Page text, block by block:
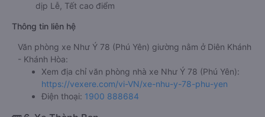
dịp Lễ, Tết cao điểm
Thông tin liên hệ
Văn phòng xe Như Ý 78 (Phú Yên) giường nằm ở Diên Khánh
- Khánh Hòa:
Xem địa chỉ văn phòng nhà xe Như Ý 78 (Phú Yên):
https://vexere.com/vi-VN/xe-nhu-y-78-phu-yen
Điện thoại: 1900 888684